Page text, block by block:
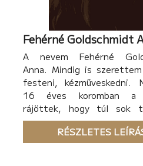
Fehérné Goldschmidt
A nevem Fehérné
Anna. Mindig is
festeni, kézműveskedni.
16 éves koromban a
rájöttek, hogy túl sok
műsort nézek a tv-
kaptam tőlük egy kezdő
indult tetoválói
RÉSZLETES